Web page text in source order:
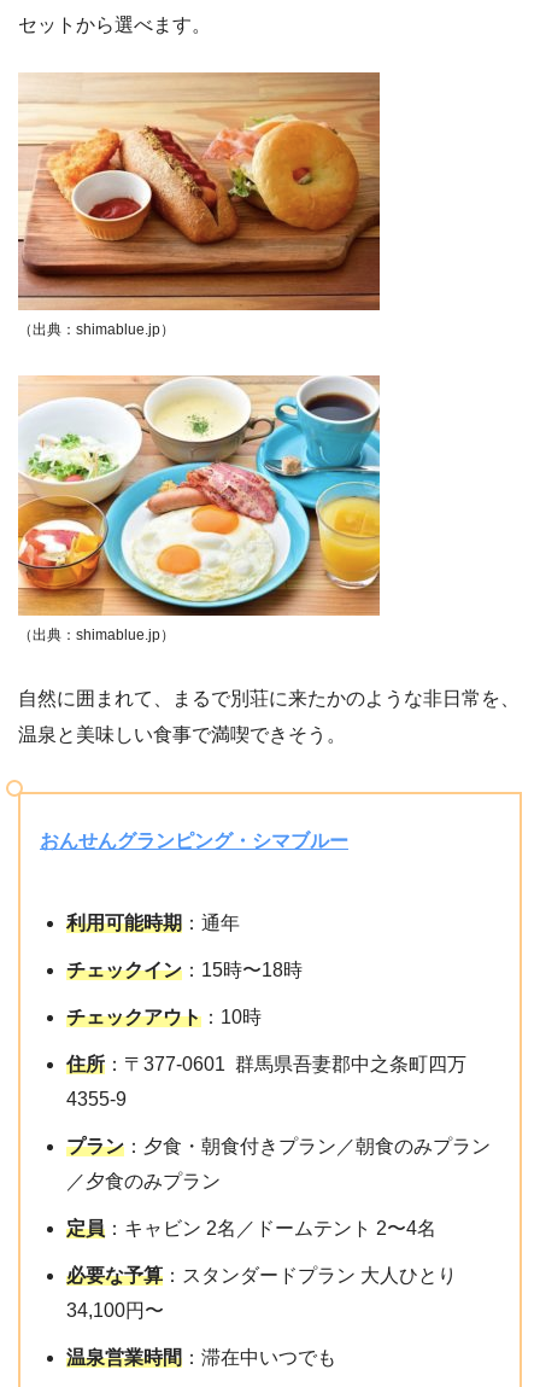
セットから選べます。
（出典：shimablue.jp）
（出典：shimablue.jp）
自然に囲まれて、まるで別荘に来たかのような非日常を、
温泉と美味しい食事で満喫できそう。
おんせんグランピング・シマブルー
利用可能時期 ：通年
チェックイン ：15時〜18時
チェックアウト ：10時
住所 ：〒377-0601 群馬県吾妻郡中之条町四万
4355-9
プラン ：夕食・朝食付きプラン／朝食のみプラン
／夕食のみプラン
定員 ：キャビン 2名／ドームテント 2〜4名
必要な予算 ：スタンダードプラン 大人ひとり
34,100円〜
温泉営業時間 ：滞在中いつでも